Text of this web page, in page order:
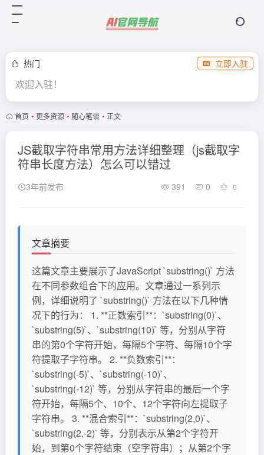
热门 立即入驻
欢迎入驻！
首页 • 更多资源 • 随心笔谈 • 正文
JS截取字符串常用方法详细整理（js截取字
符串长度方法）怎么可以错过
3年前发布 391 0 0
文章摘要
这篇文章主要展示了JavaScript `substring()` 方法
在不同参数组合下的应用。文章通过一系列示
例，详细说明了 `substring()` 方法在以下几种情
况下的行为： 1. **正数索引**：`substring(0)`、
`substring(5)`、`substring(10)` 等，分别从字符
串的第0个字符开始，每隔5个字符、每隔10个字
符提取子字符串。 2. **负数索引**：
`substring(-5)`、`substring(-10)`、
`substring(-12)` 等，分别从字符串的最后一个字
符开始，每隔5个、10个、12个字符向左提取子
字符串。 3. **混合索引**：`substring(2,0)`、
`substring(2,-2)` 等，分别表示从第2个字符开
始，到第0个字符结束（空字符串）；从第2个字